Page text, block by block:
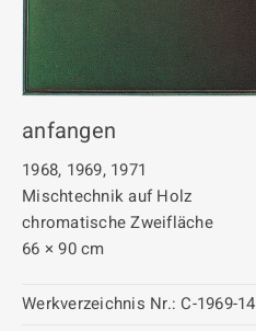
anfangen
1968, 1969, 1971
Mischtechnik auf Holz
chromatische Zweifläche
66 × 90 cm
Werkverzeichnis Nr.: C-1969-14